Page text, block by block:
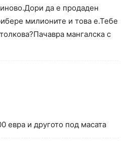
да е продаден
милионите и това е.Тебе
мангалска с
евра и другото под масата